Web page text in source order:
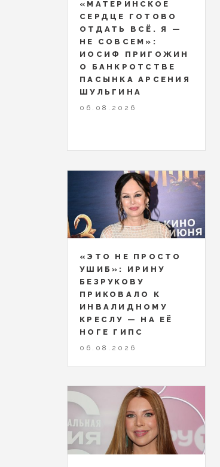
«МАТЕРИНСКОЕ
СЕРДЦЕ ГОТОВО
ОТДАТЬ ВСЁ. Я —
НЕ СОВСЕМ»:
ИОСИФ ПРИГОЖИН
О БАНКРОТСТВЕ
ПАСЫНКА АРСЕНИЯ
ШУЛЬГИНА
06.08.2026
«ЭТО НЕ ПРОСТО
УШИБ»: ИРИНУ
БЕЗРУКОВУ
ПРИКОВАЛО К
ИНВАЛИДНОМУ
КРЕСЛУ — НА ЕЁ
НОГЕ ГИПС
06.08.2026